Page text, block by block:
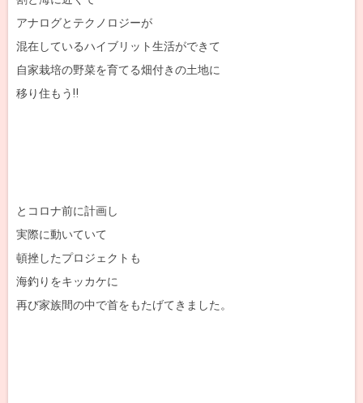
アナログとテクノロジーが
混在しているハイブリット生活ができて
自家栽培の野菜を育てる畑付きの土地に
移り住もう‼
とコロナ前に計画し
実際に動いていて
頓挫したプロジェクトも
海釣りをキッカケに
再び家族間の中で首をもたげてきました。